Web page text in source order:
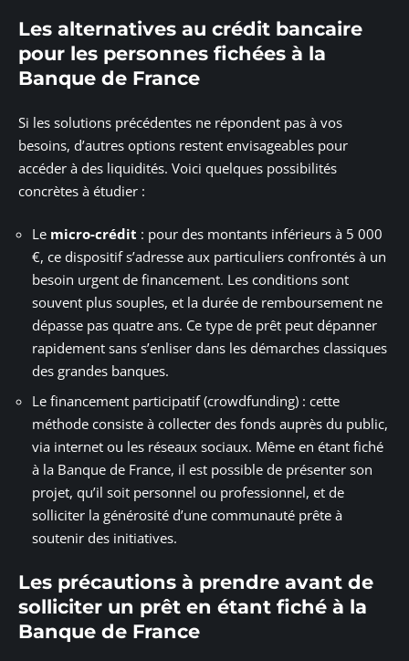
Les alternatives au crédit bancaire
pour les personnes fichées à la
Banque de France
Si les solutions précédentes ne répondent pas à vos
besoins, d’autres options restent envisageables pour
accéder à des liquidités. Voici quelques possibilités
concrètes à étudier :
Le micro-crédit : pour des montants inférieurs à 5 000
€, ce dispositif s’adresse aux particuliers confrontés à un
besoin urgent de financement. Les conditions sont
souvent plus souples, et la durée de remboursement ne
dépasse pas quatre ans. Ce type de prêt peut dépanner
rapidement sans s’enliser dans les démarches classiques
des grandes banques.
Le financement participatif (crowdfunding) : cette
méthode consiste à collecter des fonds auprès du public,
via internet ou les réseaux sociaux. Même en étant fiché
à la Banque de France, il est possible de présenter son
projet, qu’il soit personnel ou professionnel, et de
solliciter la générosité d’une communauté prête à
soutenir des initiatives.
Les précautions à prendre avant de
solliciter un prêt en étant fiché à la
Banque de France